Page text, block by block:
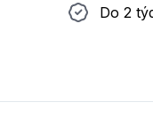
Do 2 týdnů
Do 2